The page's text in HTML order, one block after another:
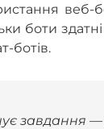
веб-
боти
ботів.
завдання —